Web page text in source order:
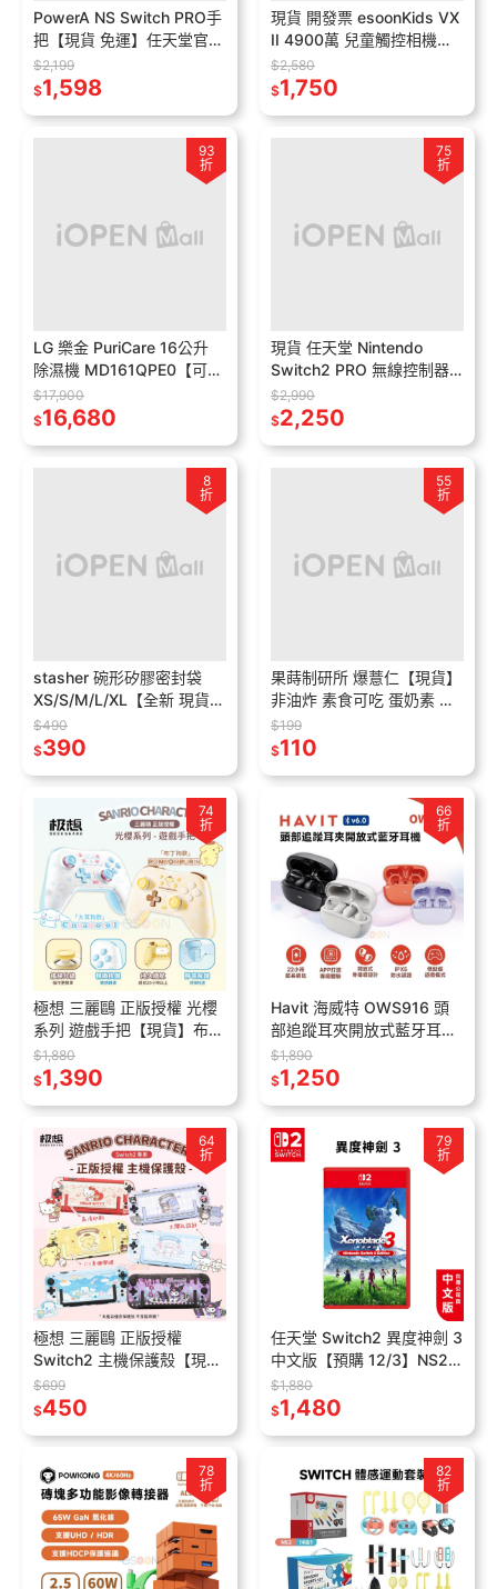
PowerA NS Switch PRO手
把【現貨 免運】任天堂官方
授權 無線手把 皮卡丘 寶可
夢 瑪利歐 卡比 控制器
$2,199
$1,598
現貨 開發票 esoonKids VX
II 4900萬 兒童觸控相機
【贈64G+保貼+支架】兒童
相機 照相機 相機
$2,580
$1,750
93
折
LG 樂金 PuriCare 16公升
除濕機 MD161QPE0【可退
稅1200】免運 雙變頻除濕
機 WIFI
$17,900
$16,680
75
折
現貨 任天堂 Nintendo
Switch2 PRO 無線控制器
原廠 NS2 Pro手把 控制器
搖桿 台灣公司貨
$2,990
$2,250
8
折
stasher 碗形矽膠密封袋
XS/S/M/L/XL【全新 現貨】
保鮮袋 可微波 矽膠密封袋
食物袋 密封袋 收納袋
$490
$390
55
折
果蒔制研所 爆薏仁【現貨】
非油炸 素食可吃 蛋奶素 五
辛素 健康零食 甜味 鹹味 團
購 美食 台灣製 追劇必備
$199
$110
74
折
極想 三麗鷗 正版授權 光櫻
系列 遊戲手把【現貨】布丁
狗 大耳狗 支援NS2 PC IOS
安卓 無線手把 控制器
$1,880
$1,390
66
折
Havit 海威特 OWS916 頭
部追蹤耳夾開放式藍牙耳機
【現貨】開放式 骨傳導 防
水 降噪 雙麥克風 運動耳機
$1,890
$1,250
64
折
極想 三麗鷗 正版授權
Switch2 主機保護殼【現貨
免運】NS2 保護殼 兼容底
座 凱蒂貓 酷洛米 布丁狗 大
$699
$450
79
折
任天堂 Switch2 異度神劍 3
中文版【預購 12/3】NS2
遊戲片 異域神劍3
Xenoblade 3
$1,880
$1,480
78
折
82
折